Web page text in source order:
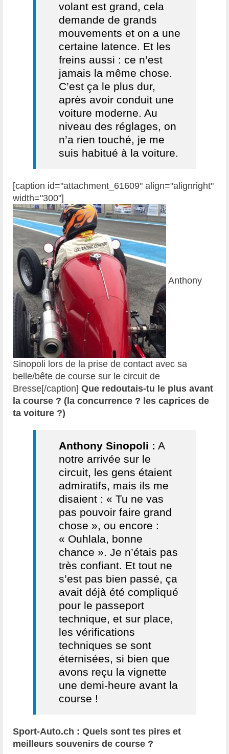
volant est grand, cela
demande de grands
mouvements et on a une
certaine latence. Et les
freins aussi : ce n’est
jamais la même chose.
C’est ça le plus dur,
après avoir conduit une
voiture moderne. Au
niveau des réglages, on
n’a rien touché, je me
suis habitué à la voiture.
[caption id="attachment_61609" align="alignright"
width="300"]
Anthony
Sinopoli lors de la prise de contact avec sa
belle/bête de course sur le circuit de
Bresse[/caption]Que redoutais-tu le plus avant
la course ? (la concurrence ? les caprices de
ta voiture ?)
Anthony Sinopoli : A
notre arrivée sur le
circuit, les gens étaient
admiratifs, mais ils me
disaient : « Tu ne vas
pas pouvoir faire grand
chose », ou encore :
« Ouhlala, bonne
chance ». Je n’étais pas
très confiant. Et tout ne
s’est pas bien passé, ça
avait déjà été compliqué
pour le passeport
technique, et sur place,
les vérifications
techniques se sont
éternisées, si bien que
avons reçu la vignette
une demi-heure avant la
course !
Sport-Auto.ch : Quels sont tes pires et
meilleurs souvenirs de course ?